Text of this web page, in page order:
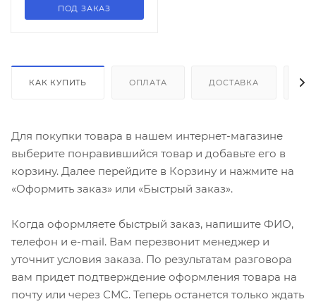
ПОД ЗАКАЗ
КАК КУПИТЬ ОПЛАТА ДОСТАВКА
Для покупки товара в нашем интернет-магазине
выберите понравившийся товар и добавьте его в
корзину. Далее перейдите в Корзину и нажмите на
«Оформить заказ» или «Быстрый заказ».
Когда оформляете быстрый заказ, напишите ФИО,
телефон и e-mail. Вам перезвонит менеджер и
уточнит условия заказа. По результатам разговора
вам придет подтверждение оформления товара на
почту или через СМС. Теперь останется только ждать